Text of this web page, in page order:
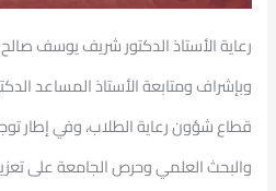
رعاية الأستاذ الدكتور شريف يوسف
وبإشراف ومتابعة الأستاذ المساعد
قطاع شؤون رعاية الطلاب، وفي إطار
والبحث العلمي وحرص الجامعة على